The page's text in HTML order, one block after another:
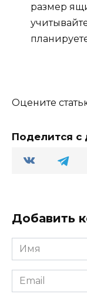
размер
Оцените
Поделится с
Добавить
Имя
Email